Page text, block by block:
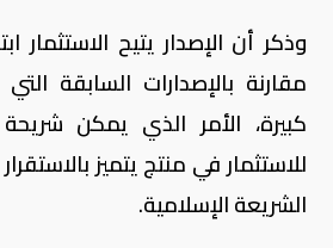
وذكر أن الإصدار يتيح الاستثمار
مقارنة بالإصدارات السابقة
كبيرة، الأمر الذي يمكن
للاستثمار في منتج يتميز
الشريعة الإسلامية.